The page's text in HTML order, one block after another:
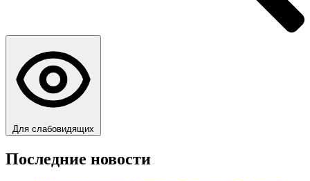
Для слабовидящих
Последние новости